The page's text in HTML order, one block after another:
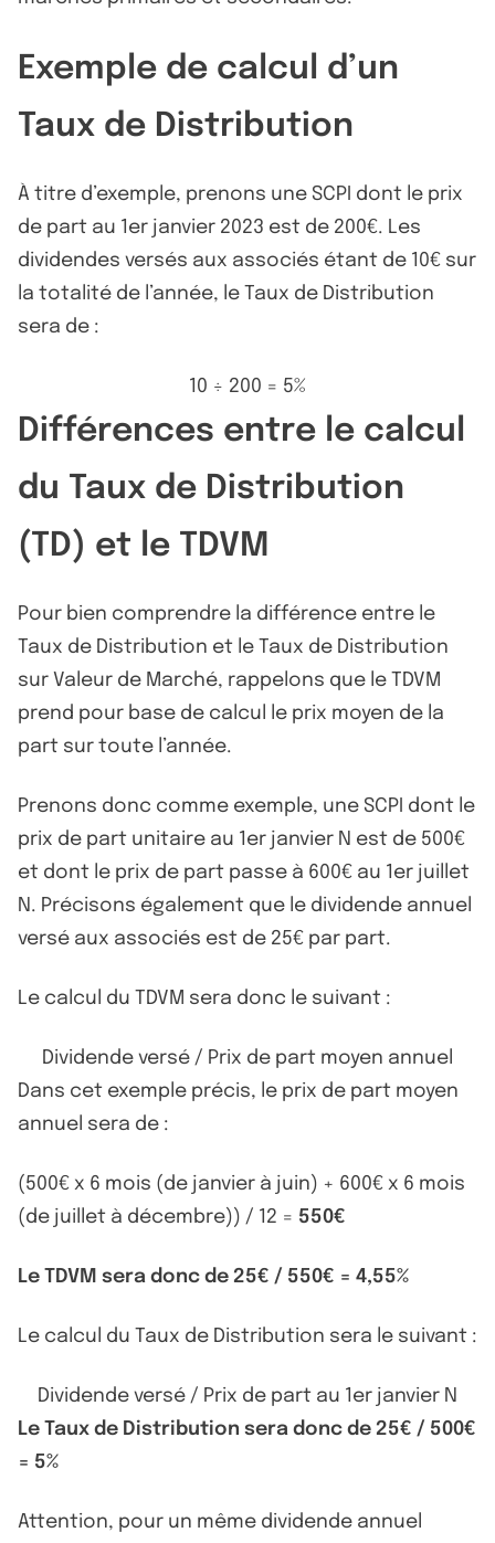
Exemple de calcul d’un
Taux de Distribution
À titre d’exemple, prenons une SCPI dont le prix
de part au 1er janvier 2023 est de 200€. Les
dividendes versés aux associés étant de 10€ sur
la totalité de l’année, le Taux de Distribution
sera de :
10 ÷ 200 = 5%
Différences entre le calcul
du Taux de Distribution
(TD) et le TDVM
Pour bien comprendre la différence entre le
Taux de Distribution et le Taux de Distribution
sur Valeur de Marché, rappelons que le TDVM
prend pour base de calcul le prix moyen de la
part sur toute l’année.
Prenons donc comme exemple, une SCPI dont le
prix de part unitaire au 1er janvier N est de 500€
et dont le prix de part passe à 600€ au 1er juillet
N. Précisons également que le dividende annuel
versé aux associés est de 25€ par part.
Le calcul du TDVM sera donc le suivant :
Dividende versé / Prix de part moyen annuel
Dans cet exemple précis, le prix de part moyen
annuel sera de :
(500€ x 6 mois (de janvier à juin) + 600€ x 6 mois
(de juillet à décembre)) / 12 = 550€
Le TDVM sera donc de 25€ / 550€ = 4,55%
Le calcul du Taux de Distribution sera le suivant :
Dividende versé / Prix de part au 1er janvier N
Le Taux de Distribution sera donc de 25€ / 500€
= 5%
Attention, pour un même dividende annuel